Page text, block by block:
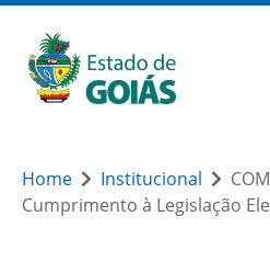
Home Institucional
Cumprimento à Legislação